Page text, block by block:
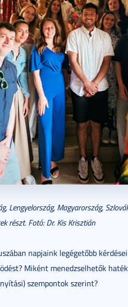
Lengyelország, Magyarország,
részt. Fotó: Dr. Kis Krisztián
napjaink legégetőbb
Miként menedzselhetők
szempontok szerint?